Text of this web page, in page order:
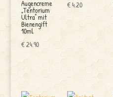
Augencreme
„Tentorium
Ultra“ mit
Bienengift
10ml
€24.90
€4.20